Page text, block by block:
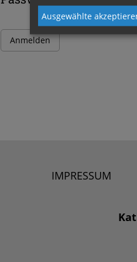
IMPRESSUM
Ausgewählte